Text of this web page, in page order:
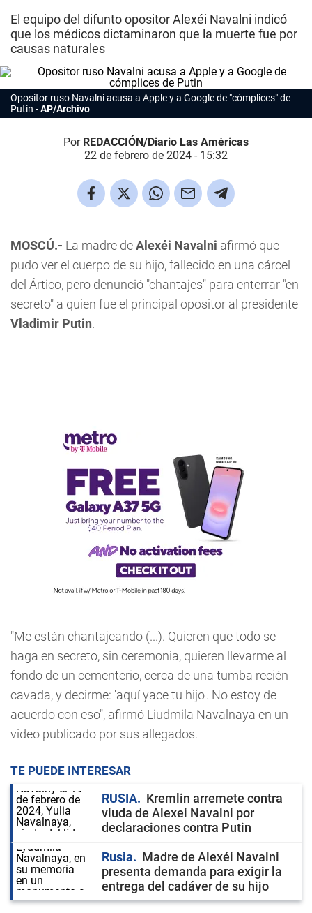
El equipo del difunto opositor Alexéi Navalni indicó
que los médicos dictaminaron que la muerte fue por
causas naturales
Opositor ruso Navalni acusa a Apple y a Google de "cómplices" de
Putin
AP/Archivo
Por REDACCIÓN/Diario Las Américas
22 de febrero de 2024 - 15:32
MOSCÚ.- La madre deAlexéi Navalni afirmó que
pudo ver el cuerpo de su hijo, fallecido en una cárcel
del Ártico, pero denunció "chantajes" para enterrar "en
secreto" a quien fue el principal opositor al presidente
Vladimir Putin.
"Me están chantajeando (...). Quieren que todo se
haga en secreto, sin ceremonia, quieren llevarme al
fondo de un cementerio, cerca de una tumba recién
cavada, y decirme: 'aquí yace tu hijo'. No estoy de
acuerdo con eso", afirmó Liudmila Navalnaya en un
video publicado por sus allegados.
TE PUEDE INTERESAR
RUSIA
Kremlin arremete contra
viuda de Alexei Navalni por
declaraciones contra Putin
Rusia
Madre de Alexéi Navalni
presenta demanda para exigir la
entrega del cadáver de su hijo